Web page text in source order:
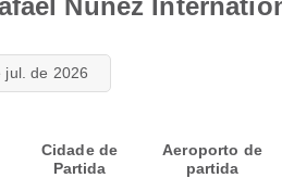
Nunez
jul. de 2026
Cidade de
Partida
Aeroporto de
partida